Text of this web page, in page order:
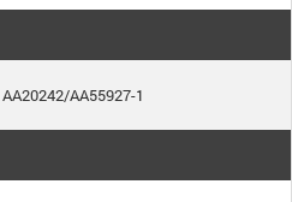
AA55927-1